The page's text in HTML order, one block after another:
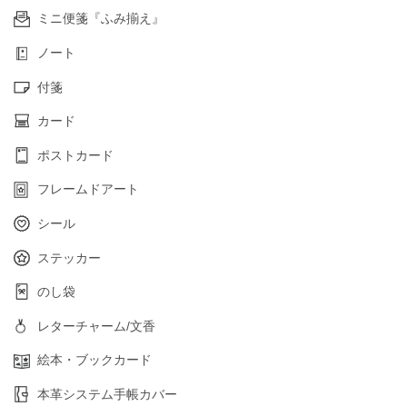
ミニ便箋『ふみ揃え』
ノート
付箋
カード
ポストカード
フレームドアート
シール
ステッカー
のし袋
レターチャーム/文香
絵本・ブックカード
本革システム手帳カバー